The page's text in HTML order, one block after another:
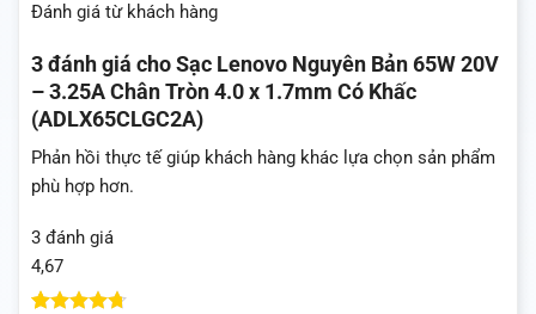
Đánh giá từ khách hàng
3 đánh giá choSạc Lenovo Nguyên Bản 65W 20V
– 3.25A Chân Tròn 4.0 x 1.7mm Có Khấc
(ADLX65CLGC2A)
Phản hồi thực tế giúp khách hàng khác lựa chọn sản phẩm
phù hợp hơn.
3 đánh giá
4,67